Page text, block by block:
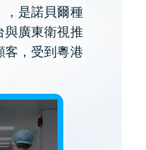
，是諾貝爾種
與廣東衛視推
客，受到粵港